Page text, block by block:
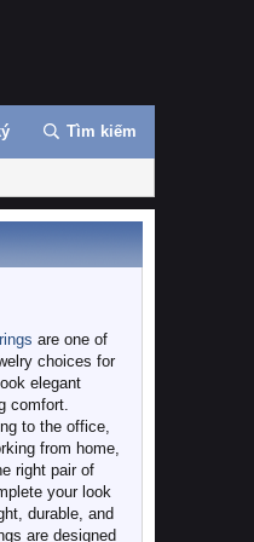
Tìm kiếm
are one of
choices for
elegant
comfort.
to the office,
from home,
right pair of
your look
durable, and
are designed